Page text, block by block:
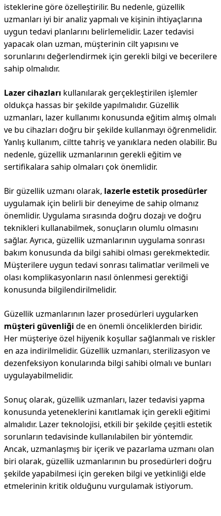
isteklerine göre özelleştirilir. Bu nedenle, güzellik
uzmanları iyi bir analiz yapmalı ve kişinin ihtiyaçlarına
uygun tedavi planlarını belirlemelidir. Lazer tedavisi
yapacak olan uzman, müşterinin cilt yapısını ve
sorunlarını değerlendirmek için gerekli bilgi ve becerilere
sahip olmalıdır.
Lazer cihazları kullanılarak gerçekleştirilen işlemler
oldukça hassas bir şekilde yapılmalıdır. Güzellik
uzmanları, lazer kullanımı konusunda eğitim almış olmalı
ve bu cihazları doğru bir şekilde kullanmayı öğrenmelidir.
Yanlış kullanım, ciltte tahriş ve yanıklara neden olabilir. Bu
nedenle, güzellik uzmanlarının gerekli eğitim ve
sertifikalara sahip olmaları çok önemlidir.
Bir güzellik uzmanı olarak, lazerle estetik prosedürler
uygulamak için belirli bir deneyime de sahip olmanız
önemlidir. Uygulama sırasında doğru dozajı ve doğru
teknikleri kullanabilmek, sonuçların olumlu olmasını
sağlar. Ayrıca, güzellik uzmanlarının uygulama sonrası
bakım konusunda da bilgi sahibi olması gerekmektedir.
Müşterilere uygun tedavi sonrası talimatlar verilmeli ve
olası komplikasyonların nasıl önlenmesi gerektiği
konusunda bilgilendirilmelidir.
Güzellik uzmanlarının lazer prosedürleri uygularken
müşteri güvenliği de en önemli önceliklerden biridir.
Her müşteriye özel hijyenik koşullar sağlanmalı ve riskler
en aza indirilmelidir. Güzellik uzmanları, sterilizasyon ve
dezenfeksiyon konularında bilgi sahibi olmalı ve bunları
uygulayabilmelidir.
Sonuç olarak, güzellik uzmanları, lazer tedavisi yapma
konusunda yeteneklerini kanıtlamak için gerekli eğitimi
almalıdır. Lazer teknolojisi, etkili bir şekilde çeşitli estetik
sorunların tedavisinde kullanılabilen bir yöntemdir.
Ancak, uzmanlaşmış bir içerik ve pazarlama uzmanı olan
biri olarak, güzellik uzmanlarının bu prosedürleri doğru
şekilde yapabilmesi için gereken bilgi ve yetkinliği elde
etmelerinin kritik olduğunu vurgulamak istiyorum.